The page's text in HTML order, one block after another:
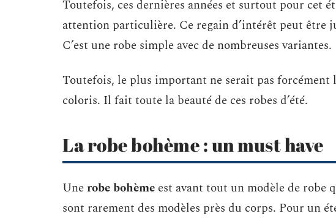
Toutefois, ces dernières années et surtout pour cet
attention particulière. Ce regain d’intérêt peut être
C’est une robe simple avec de nombreuses variantes.
Toutefois, le plus important ne serait pas forcément
coloris. Il fait toute la beauté de ces robes d’été.
La robe bohème : un must have
Unerobe bohème est avant tout un modèle de robe
sont rarement des modèles près du corps. Pour un